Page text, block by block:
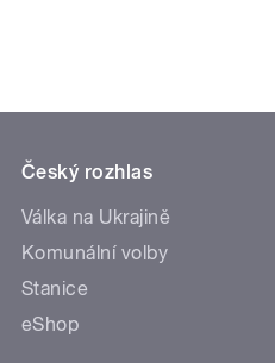
Český rozhlas
Válka na Ukrajině
Komunální volby
Stanice
eShop